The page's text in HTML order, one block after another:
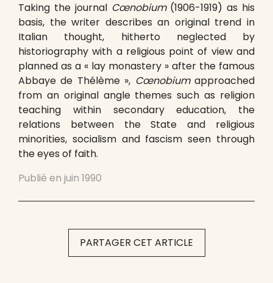
Taking the journal Cœnobium(1906-1919) as his
basis, the writer describes an original trend in
Italian thought, hitherto neglected by
historiography with a religious point of view and
planned as a « lay monastery » after the famous
Abbaye de Thélème », Cœnobiumapproached
from an original angle themes such as religion
teaching within secondary education, the
relations between the State and religious
minorities, socialism and fascism seen through
the eyes of faith.
Publié en juin 1990
PARTAGER CET ARTICLE